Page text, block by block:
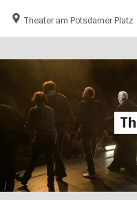
Theater am Potsdamer Platz